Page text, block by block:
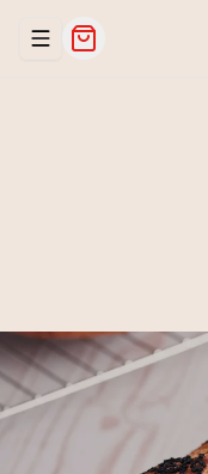
Abrir menu de navegación